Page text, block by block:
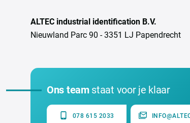
ALTEC industrial identification B.V.
Nieuwland Parc 90 - 3351 LJ Papendrecht
Ons teamstaat voor je klaar
078 615 2033